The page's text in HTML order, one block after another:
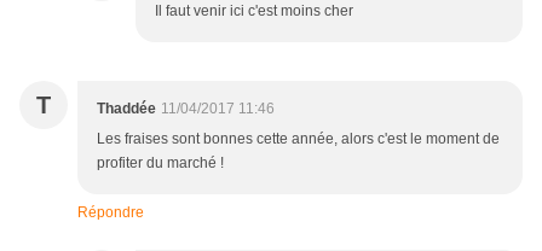
Il faut venir ici c'est moins cher
T Thaddée 11/04/2017 11:46
Les fraises sont bonnes cette année, alors c'est le moment de
profiter du marché !
Répondre